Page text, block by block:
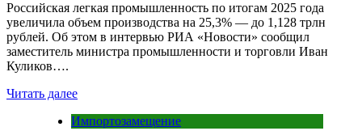
Российская легкая промышленность по итогам 2025 года
увеличила объем производства на 25,3% — до 1,128 трлн
рублей. Об этом в интервью РИА «Новости» сообщил
заместитель министра промышленности и торговли Иван
Куликов….
Читать далее
Импортозамещение